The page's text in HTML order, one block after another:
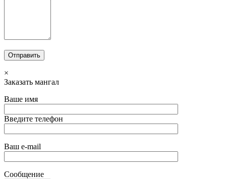
×
Заказать мангал
Ваше имя
Введите телефон
Ваш e-mail
Сообщение